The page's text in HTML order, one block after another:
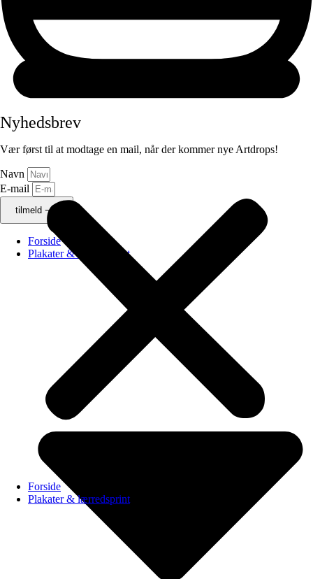
Forside
Plakater & lærredsprint
Nyhedsbrev
Vær først til at modtage en mail, når der kommer nye Artdrops!
Navn
E-mail
tilmeld ⟶
Forside
Plakater & lærredsprint